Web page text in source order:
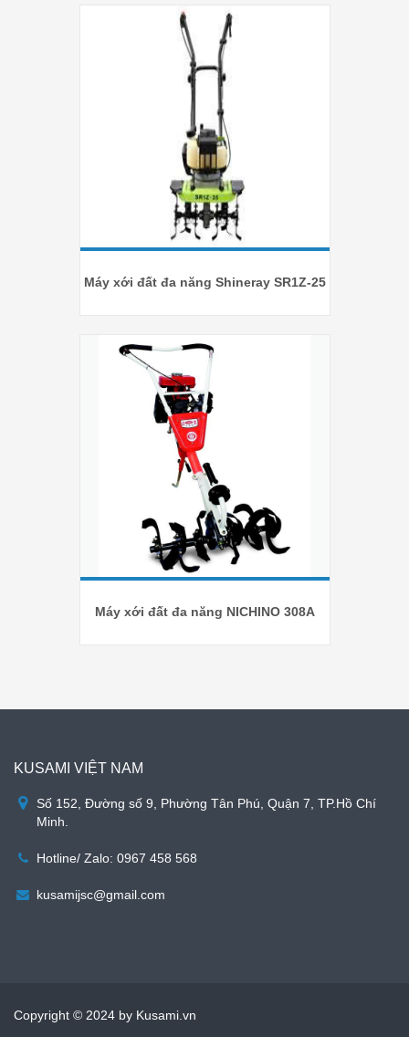
Máy xới đất đa năng Shineray SR1Z-25
Máy xới đất đa năng NICHINO 308A
KUSAMI VIỆT NAM
Số 152, Đường số 9, Phường Tân Phú, Quận 7, TP.Hồ Chí
Minh.
Hotline/ Zalo: 0967 458 568
kusamijsc@gmail.com
Copyright © 2024 by Kusami.vn